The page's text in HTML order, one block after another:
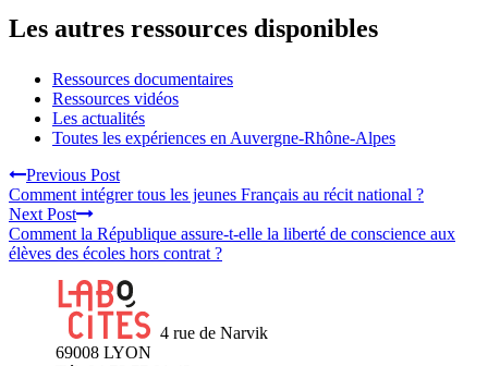
Les autres ressources disponibles
Ressources documentaires
Ressources vidéos
Les actualités
Toutes les expériences en Auvergne-Rhône-Alpes
Previous Post
Comment intégrer tous les jeunes Français au récit national ?
Next Post
Comment la République assure-t-elle la liberté de conscience aux
élèves des écoles hors contrat ?
4 rue de Narvik
69008 LYON